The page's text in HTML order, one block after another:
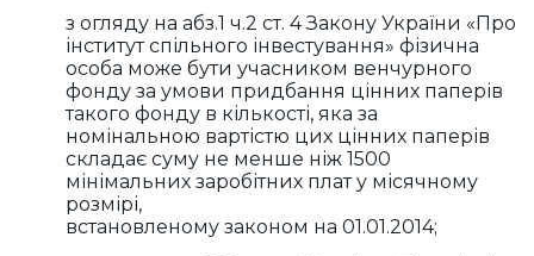
з огляду на абз.1 ч.2 ст. 4 Закону України «Про
інститут спільного інвестування» фізична
особа може бути учасником венчурного
фонду за умови придбання цінних паперів
такого фонду в кількості, яка за
номінальною вартістю цих цінних паперів
складає суму не менше ніж 1500
мінімальних заробітних плат у місячному
розмірі,
встановленому законом на 01.01.2014;